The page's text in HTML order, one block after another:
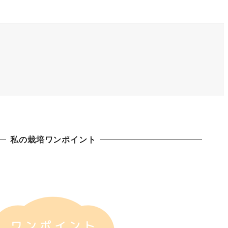
私の栽培ワンポイント